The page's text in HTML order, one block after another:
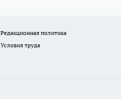
Редакционная политика
Условия труда